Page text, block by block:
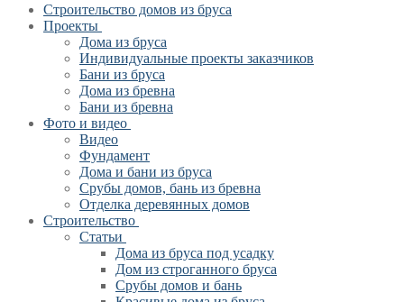
Перейти
содержимому
Меню
ЗакрытьСтроительство домов из бруса
Проекты
Дома из бруса
Индивидуальные проекты заказчиков
Бани из бруса
Дома из бревна
Бани из бревна
Фото и видео
Видео
Фундамент
Дома и бани из бруса
Срубы домов, бань из бревна
Отделка деревянных домов
Строительство
Статьи
Дома из бруса под усадку
Дом из строганного бруса
Срубы домов и бань